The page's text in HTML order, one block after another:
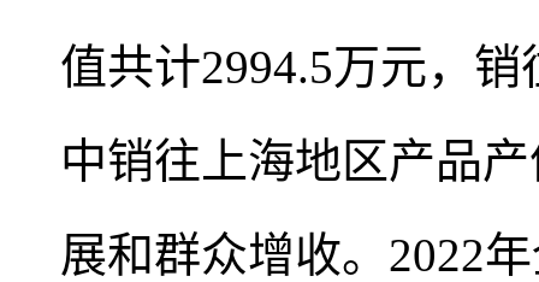
值共计2994.5万元，
中销往上海地区产品
展和群众增收。2022